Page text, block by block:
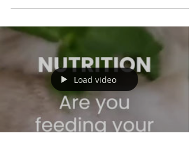
manque...
Load video